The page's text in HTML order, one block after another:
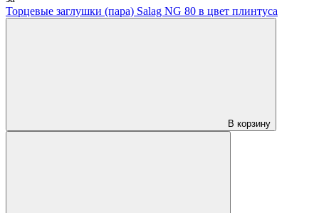
Торцевые заглушки (пара) Salag NG 80 в цвет плинтуса
В корзину